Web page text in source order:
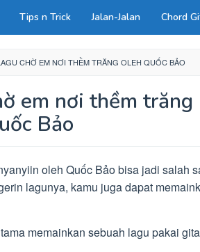
Tips n Trick Jalan-Jalan Chord
CHỜ EM NƠI THỀM TRĂNG OLEH QUỐC BẢO
em nơi thềm trăng
Bảo
oleh Quốc Bảo bisa jadi salah
lagunya, kamu juga dapat
memainkan sebuah lagu pakai